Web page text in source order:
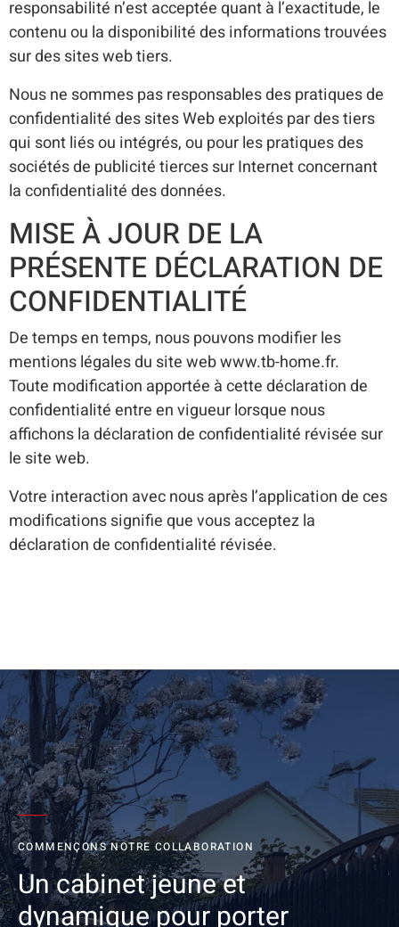
responsabilité n’est acceptée quant à l’exactitude, le
contenu ou la disponibilité des informations trouvées
sur des sites web tiers.
Nous ne sommes pas responsables des pratiques de
confidentialité des sites Web exploités par des tiers
qui sont liés ou intégrés, ou pour les pratiques des
sociétés de publicité tierces sur Internet concernant
la confidentialité des données.
MISE À JOUR DE LA
PRÉSENTE DÉCLARATION DE
CONFIDENTIALITÉ
De temps en temps, nous pouvons modifier les
mentions légales du site web www.tb-home.fr.
Toute modification apportée à cette déclaration de
confidentialité entre en vigueur lorsque nous
affichons la déclaration de confidentialité révisée sur
le site web.
Votre interaction avec nous après l’application de ces
modifications signifie que vous acceptez la
déclaration de confidentialité révisée.
COMMENÇONS NOTRE COLLABORATION
Un cabinet jeune et
dynamique pour porter